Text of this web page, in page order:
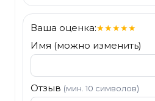
Ваша оценка:★★★★★
Имя (можно изменить)
Отзыв (мин. 10 символов)